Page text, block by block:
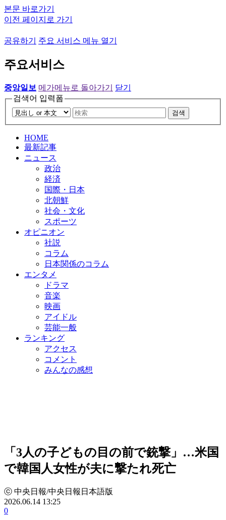
본문 바로가기
이전 페이지로 가기
공유하기 주요 서비스 메뉴 열기
주요서비스
중앙일보 메가메뉴로 돌아가기
닫기
검색어 입력폼
검색
HOME
最新記事
ニュース
政治
経済
国際・日本
北朝鮮
社会・文化
スポーツ
オピニオン
社説
コラム
日本関係のコラム
エンタメ
ドラマ
音楽
映画
アイドル
芸能一般
ランキング
アクセス
コメント
みんなの感想
「3人の子どもの目の前で銃撃」…米国
で韓国人女性が夫に撃たれ死亡
ⓒ 中央日報/中央日報日本語版
2026.06.14 13:25
0